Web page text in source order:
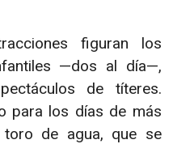
figuran los
—dos al día—,
de títeres.
para los días de más
de agua, que se